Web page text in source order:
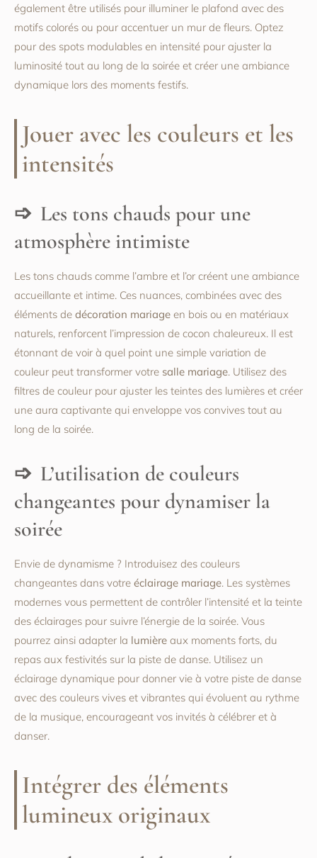
également être utilisés pour illuminer le plafond avec des
motifs colorés ou pour accentuer un mur de fleurs. Optez
pour des spots modulables en intensité pour ajuster la
luminosité tout au long de la soirée et créer une ambiance
dynamique lors des moments festifs.
Jouer avec les couleurs et les
intensités
Les tons chauds pour une
atmosphère intimiste
Les tons chauds comme l’ambre et l’or créent une ambiance
accueillante et intime. Ces nuances, combinées avec des
éléments de décoration mariage en bois ou en matériaux
naturels, renforcent l’impression de cocon chaleureux. Il est
étonnant de voir à quel point une simple variation de
couleur peut transformer votre salle mariage. Utilisez des
filtres de couleur pour ajuster les teintes des lumières et créer
une aura captivante qui enveloppe vos convives tout au
long de la soirée.
L’utilisation de couleurs
changeantes pour dynamiser la
soirée
Envie de dynamisme ? Introduisez des couleurs
changeantes dans votre éclairage mariage. Les systèmes
modernes vous permettent de contrôler l’intensité et la teinte
des éclairages pour suivre l’énergie de la soirée. Vous
pourrez ainsi adapter la lumière aux moments forts, du
repas aux festivités sur la piste de danse. Utilisez un
éclairage dynamique pour donner vie à votre piste de danse
avec des couleurs vives et vibrantes qui évoluent au rythme
de la musique, encourageant vos invités à célébrer et à
danser.
Intégrer des éléments
lumineux originaux